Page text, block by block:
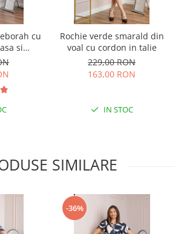
cu
si
Rochie verde smarald din
voal cu cordon in talie
229,00 RON
163,00 RON
IN STOC
SIMILARE
-36%